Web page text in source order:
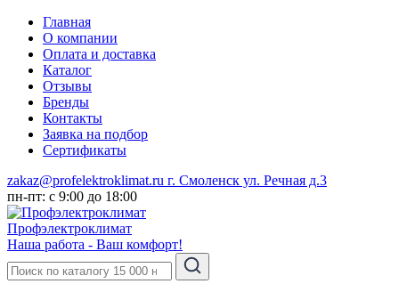
Главная
О компании
Оплата и доставка
Каталог
Отзывы
Бренды
Контакты
Заявка на подбор
Сертификаты
zakaz@profelektroklimat.ru г. Смоленск ул. Речная д.3
пн-пт: с 9:00 до 18:00
Профэлектроклимат
Наша работа - Ваш комфорт!